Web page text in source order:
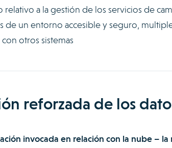
relativo a la gestión de los servicios de
de un entorno accesible y seguro,
otros sistemas
reforzada de los
invocada en relación con la nube –